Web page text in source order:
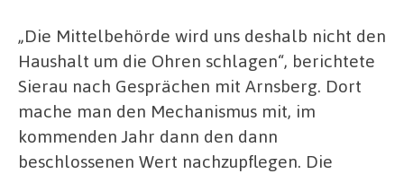
„Die Mittelbehörde wird uns deshalb nicht den
Haushalt um die Ohren schlagen“, berichtete
Sierau nach Gesprächen mit Arnsberg. Dort
mache man den Mechanismus mit, im
kommenden Jahr dann den dann
beschlossenen Wert nachzupflegen. Die